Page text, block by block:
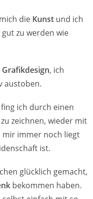
die Kunst und ich
zu werden wie
Grafikdesign, ich
austoben.
ich durch einen
zeichnen, wieder mit
mir immer noch liegt
ist.
glücklich gemacht,
bekommen haben.